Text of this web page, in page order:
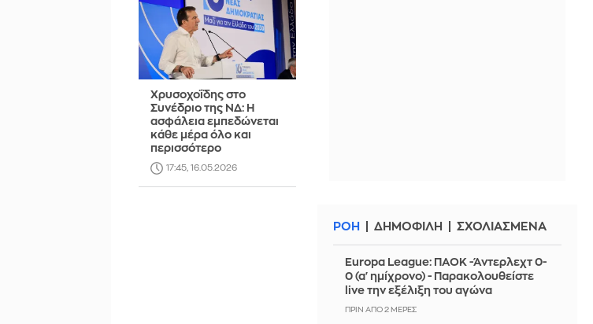
Χρυσοχοΐδης στο
Συνέδριο της ΝΔ: Η
ασφάλεια εμπεδώνεται
κάθε μέρα όλο και
περισσότερο
17:45, 16.05.2026
ΡΟΗ ΔΗΜΟΦΙΛΗ ΣΧΟΛΙΑΣΜΕΝΑ
Europa League: ΠΑΟΚ -Άντερλεχτ 0-
0 (α' ημίχρονο) - Παρακολουθείστε
live την εξέλιξη του αγώνα
ΠΡΙΝ ΑΠΌ 2 ΜΈΡΕΣ